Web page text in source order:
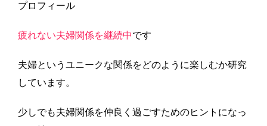
プロフィール
疲れない夫婦関係を継続中です
夫婦というユニークな関係をどのように楽しむか研究
しています。
少しでも夫婦関係を仲良く過ごすためのヒントになっ